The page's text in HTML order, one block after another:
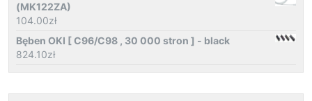
(MK122ZA)
104.00zł
Bęben OKI [ C96/C98 , 30 000 stron ] - black
824.10zł